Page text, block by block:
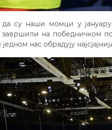
су наши момци у
завршили на победничком
нас обрадују